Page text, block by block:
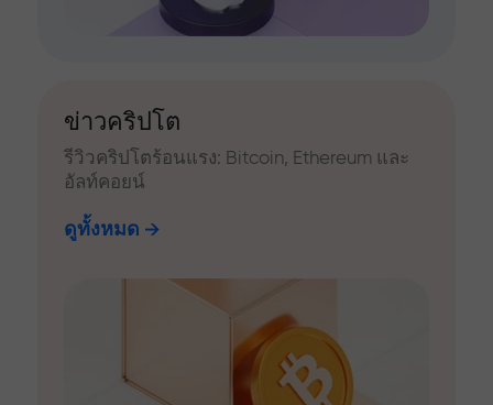
ข่าวคริปโต
รีวิวคริปโตร้อนแรง: Bitcoin, Ethereum และ
อัลท์คอยน์
ดูทั้งหมด